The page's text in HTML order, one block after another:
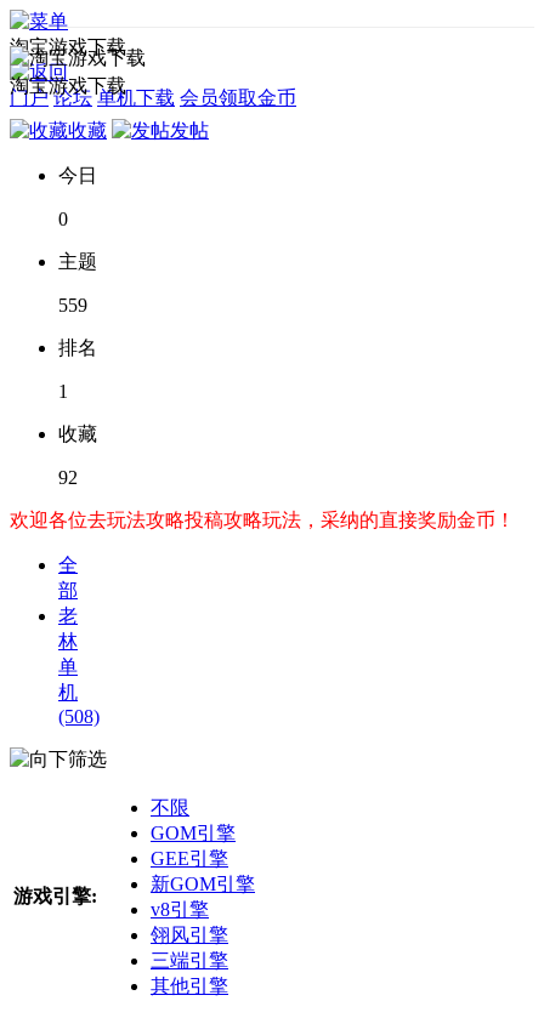
淘宝游戏下载
门户 论坛 单机下载 会员领取金币
淘宝游戏下载
收藏 发帖
今日
0
主题
559
排名
1
收藏
92
欢迎各位去玩法攻略投稿攻略玩法，采纳的直接奖励金币！
全
部
老
林
单
机
(508)
筛选
游戏引擎:
不限
GOM引擎
GEE引擎
新GOM引擎
v8引擎
翎风引擎
三端引擎
其他引擎